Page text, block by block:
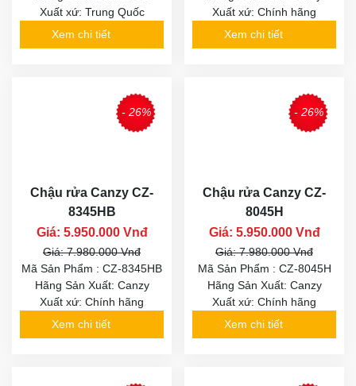
Xuất xứ: Trung Quốc
Xem chi tiết
Xuất xứ: Chính hãng
Xem chi tiết
- 26%
Chậu rửa Canzy CZ-
8345HB
Giá: 5.950.000 Vnđ
Giá: 7.980.000 Vnđ
Mã Sản Phẩm : CZ-8345HB
Hãng Sản Xuất: Canzy
Xuất xứ: Chính hãng
Xem chi tiết
- 26%
Chậu rửa Canzy CZ-
8045H
Giá: 5.950.000 Vnđ
Giá: 7.980.000 Vnđ
Mã Sản Phẩm : CZ-8045H
Hãng Sản Xuất: Canzy
Xuất xứ: Chính hãng
Xem chi tiết